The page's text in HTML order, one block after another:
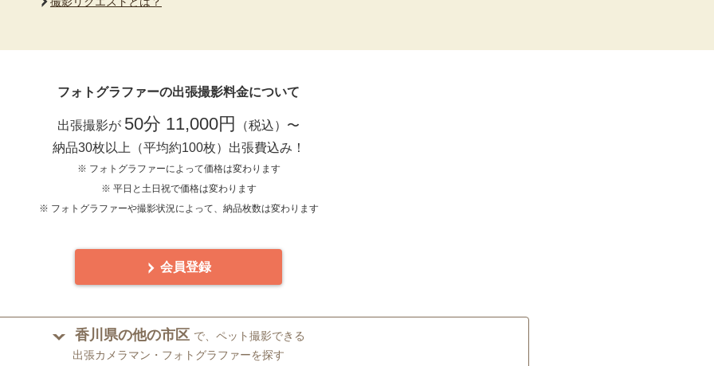
フォトグラファーの出張撮影料金について
出張撮影が 50分 11,000円
（税込）〜
納品30枚以上（平均約100枚）出張費込み！
※ フォトグラファーによって価格は変わります
※ 平日と土日祝で価格は変わります
※ フォトグラファーや撮影状況によって、納品枚数は変わります
会員登録
香川県の他の市区 で、ペット撮影できる
出張カメラマン・フォトグラファーを探す